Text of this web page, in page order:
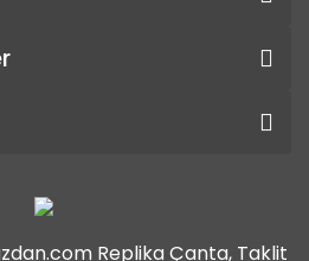
Replika Çanta, Taklit